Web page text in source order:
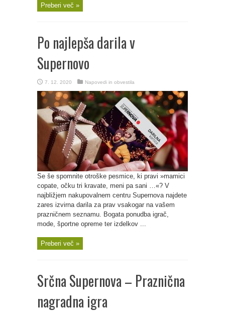
Preberi več »
Po najlepša darila v
Supernovo
7. 12. 2020 Napovedi in obvestila
Se še spomnite otroške pesmice, ki pravi »mamici
copate, očku tri kravate, meni pa sani …«? V
najbližjem nakupovalnem centru Supernova najdete
zares izvirna darila za prav vsakogar na vašem
prazničnem seznamu. Bogata ponudba igrač,
mode, športne opreme ter izdelkov ...
Preberi več »
Srčna Supernova – Praznična
nagradna igra